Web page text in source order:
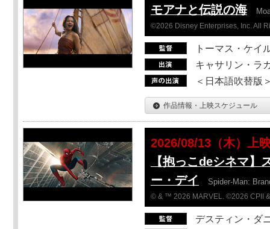
モアナと伝説の海
©2026 Disney Enterprises, Inc. All
トーマス・ケイ
キャサリン・ラ
＜日本語吹替版
作品情報・上映スケジュール
2026/08/13（木）上
【抱っこdeシネマ】
ー・デイ
Spider-Man:
© & ™ 2026 MARVEL. ©2026 CPII
デスティン・ダ